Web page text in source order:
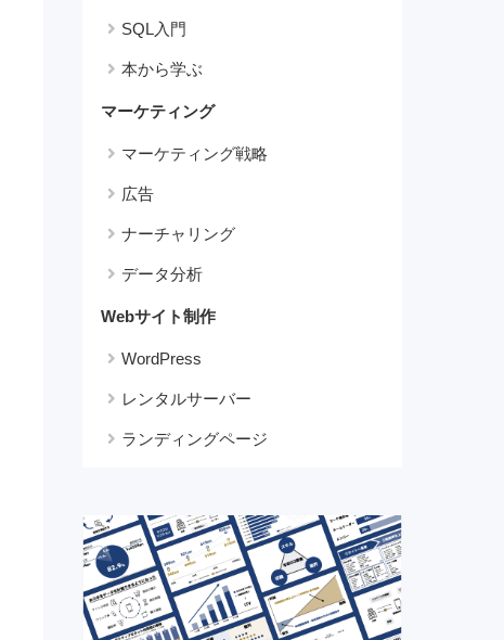
SQL入門
本から学ぶ
マーケティング
マーケティング戦略
広告
ナーチャリング
データ分析
Webサイト制作
WordPress
レンタルサーバー
ランディングページ